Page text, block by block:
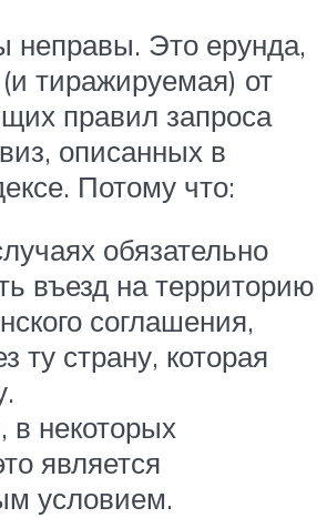
неправы. Это ерунда,
тиражируемая) от
правил запроса
описанных в
Потому что:
обязательно
въезд на территорию
соглашения,
ту страну, которая
в некоторых
является
условием.